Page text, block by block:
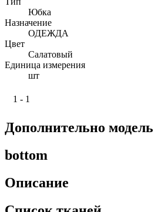
Юбка
Назначение
ОДЕЖДА
Цвет
Салатовый
Единица измерения
шт
1 - 1
Дополнительно модель
bottom
Описание